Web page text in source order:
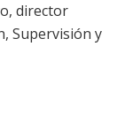
director
Supervisión y